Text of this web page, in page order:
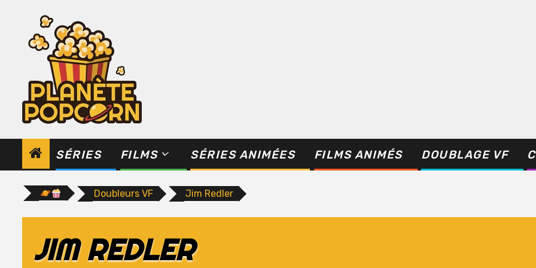
SÉRIES FILMS SÉRIES ANIMÉES FILMS ANIMÉS DOUBLAGE VF
Doubleurs VF Jim Redler
JIM REDLER